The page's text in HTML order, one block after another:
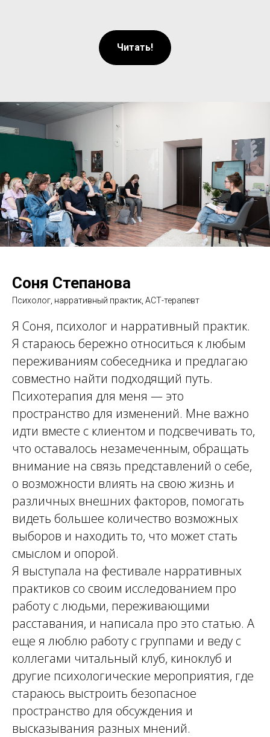
Читать!
Соня Степанова
Психолог, нарративный практик, АСТ-терапевт
Я Соня, психолог и нарративный практик.
Я стараюсь бережно относиться к любым
переживаниям собеседника и предлагаю
совместно найти подходящий путь.
Психотерапия для меня — это
пространство для изменений. Мне важно
идти вместе с клиентом и подсвечивать то,
что оставалось незамеченным, обращать
внимание на связь представлений о себе,
о возможности влиять на свою жизнь и
различных внешних факторов, помогать
видеть большее количество возможных
выборов и находить то, что может стать
смыслом и опорой.
Я выступала на фестивале нарративных
практиков со своим исследованием про
работу с людьми, переживающими
расставания, и написала про это статью. А
еще я люблю работу с группами и веду с
коллегами читальный клуб, киноклуб и
другие психологические мероприятия, где
стараюсь выстроить безопасное
пространство для обсуждения и
высказывания разных мнений.